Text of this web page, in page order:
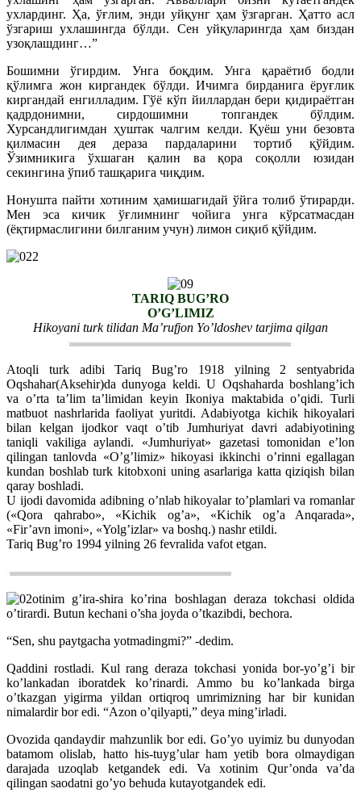
ухлардинг. Ҳа, ўғлим, энди уйқунг ҳам ўзгарган. Ҳатто асл
ўзгариш ухлашингда бўлди. Сен уйқуларингда ҳам биздан
узоқлашдинг…”
Бошимни ўгирдим. Унга боқдим. Унга қараётиб бодли
қўлимга жон киргандек бўлди. Ичимга бирданига ёруғлик
киргандай енгилладим. Гўё кўп йиллардан бери қидираётган
қадрдонимни, сирдошимни топгандек бўлдим.
Хурсандлигимдан ҳуштак чалгим келди. Қуёш уни безовта
қилмасин дея дераза пардаларини тортиб қўйдим.
Ўзимникига ўхшаган қалин ва қора соқолли юзидан
секингина ўпиб ташқарига чиқдим.
Нонушта пайти хотиним ҳамишагидай ўйга толиб ўтирарди.
Мен эса кичик ўғлимнинг чойига унга кўрсатмасдан
(ёқтирмаслигини билганим учун) лимон сиқиб қўйдим.
TARIQ BUG’RO
O’G’LIMIZ
Hikoyani turk tilidan Ma’rufjon Yo’ldoshev tarjima qilgan
Atoqli turk adibi Tariq Bug’ro 1918 yilning 2 sentyabrida
Oqshahar(Aksehir)da dunyoga keldi. U Oqshaharda boshlang’ich
va o’rta ta’lim ta’limidan keyin Ikoniya maktabida o’qidi. Turli
matbuot nashrlarida faoliyat yuritdi. Adabiyotga kichik hikoyalari
bilan kelgan ijodkor vaqt o’tib Jumhuriyat davri adabiyotining
taniqli vakiliga aylandi. «Jumhuriyat» gazetasi tomonidan e’lon
qilingan tanlovda «O’g’limiz» hikoyasi ikkinchi o’rinni egallagan
kundan boshlab turk kitobxoni uning asarlariga katta qiziqish bilan
qaray boshladi.
U ijodi davomida adibning o’nlab hikoyalar to’plamlari va romanlar
(«Qora qahrabo», «Kichik og’a», «Kichik og’a Anqarada»,
«Fir’avn imoni», «Yolg’izlar» va boshq.) nashr etildi.
Tariq Bug’ro 1994 yilning 26 fevralida vafot etgan.
otinim g’ira-shira ko’rina boshlagan deraza tokchasi oldida
o’tirardi. Butun kechani o’sha joyda o’tkazibdi, bechora.
“Sen, shu paytgacha yotmadingmi?” -dedim.
Qaddini rostladi. Kul rang deraza tokchasi yonida bor-yo’g’i bir
ko’lankadan iboratdek ko’rinardi. Ammo bu ko’lankada birga
o’tkazgan yigirma yildan ortiqroq umrimizning har bir kunidan
nimalardir bor edi. “Azon o’qilyapti,” deya ming’irladi.
Ovozida qandaydir mahzunlik bor edi. Go’yo uyimiz bu dunyodan
batamom olislab, hatto his-tuyg’ular ham yetib bora olmaydigan
darajada uzoqlab ketgandek edi. Va xotinim Qur’onda va’da
qilingan saodatni go’yo behuda kutayotgandek edi.